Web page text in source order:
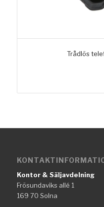
Trådlös
Kontor & Säljavdelning
Frösundaviks allé 1
169 70 Solna